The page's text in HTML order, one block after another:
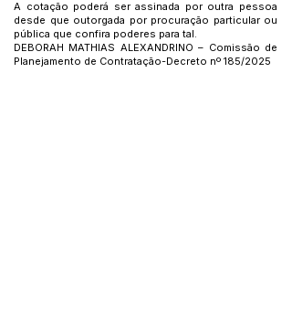
A cotação poderá ser assinada por outra pessoa
desde que outorgada por procuração particular ou
pública que confira poderes para tal.
DEBORAH MATHIAS ALEXANDRINO – Comissão de
Planejamento de Contratação-Decreto nº 185/2025